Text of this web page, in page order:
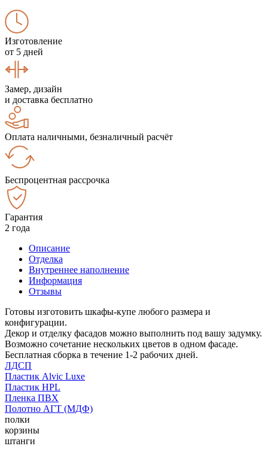
Изготовление
от 5 дней
Замер, дизайн
и доставка бесплатно
Оплата наличными, безналичный расчёт
Беспроцентная рассрочка
Гарантия
2 года
Описание
Отделка
Внутреннее наполнение
Информация
Отзывы
Готовы изготовить шкафы-купе любого размера и
конфигурации.
Декор и отделку фасадов можно выполнить под вашу задумку.
Возможно сочетание нескольких цветов в одном фасаде.
Бесплатная сборка в течение 1-2 рабочих дней.
ЛДСП
Пластик Alvic Luxe
Пластик HPL
Пленка ПВХ
Полотно АГТ (МДФ)
полки
корзины
штанги